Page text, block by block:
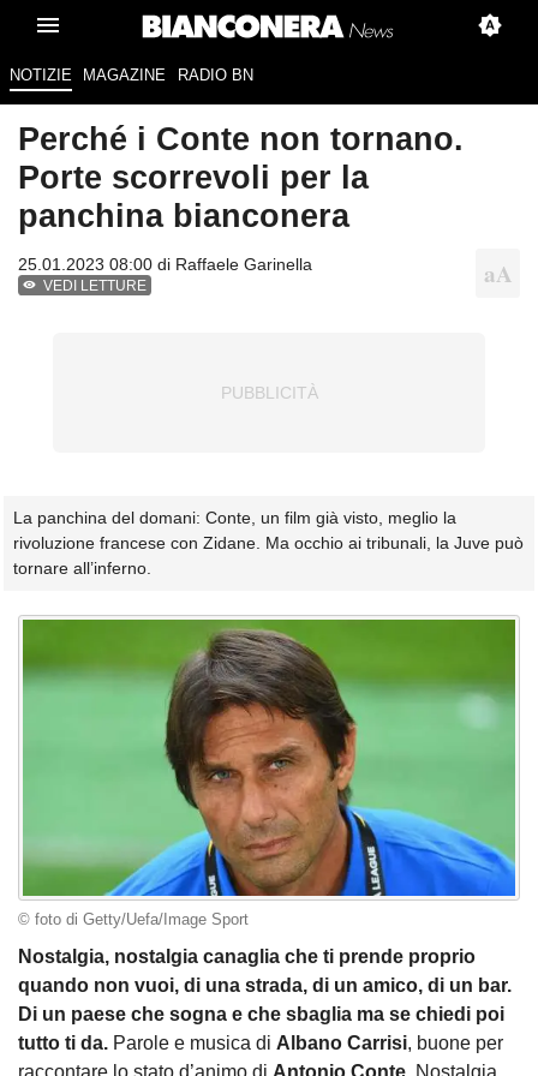
NOTIZIE MAGAZINE RADIO BN
Perché i Conte non tornano.
Porte scorrevoli per la
panchina bianconera
25.01.2023 08:00 di Raffaele Garinella
VEDI LETTURE
La panchina del domani: Conte, un film già visto, meglio la
rivoluzione francese con Zidane. Ma occhio ai tribunali, la Juve può
tornare all’inferno.
© foto di Getty/Uefa/Image Sport
Nostalgia, nostalgia canaglia che ti prende proprio
quando non vuoi, di una strada, di un amico, di un bar.
Di un paese che sogna e che sbaglia ma se chiedi poi
tutto ti da. Parole e musica di Albano Carrisi, buone per